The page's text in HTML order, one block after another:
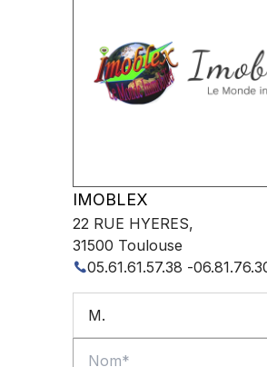
IMOBLEX
22 RUE HYERES,
31500 Toulouse
05.61.61.57.38 -